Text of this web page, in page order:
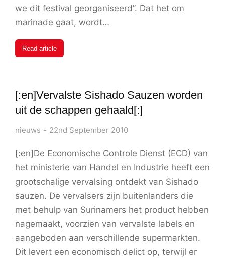
we dit festival georganiseerd”. Dat het om
marinade gaat, wordt…
Read article
[:en]Vervalste Sishado Sauzen worden
uit de schappen gehaald[:]
nieuws 22nd September 2010
[:en]De Economische Controle Dienst (ECD) van
het ministerie van Handel en Industrie heeft een
grootschalige vervalsing ontdekt van Sishado
sauzen. De vervalsers zijn buitenlanders die
met behulp van Surinamers het product hebben
nagemaakt, voorzien van vervalste labels en
aangeboden aan verschillende supermarkten.
Dit levert een economisch delict op, terwijl er